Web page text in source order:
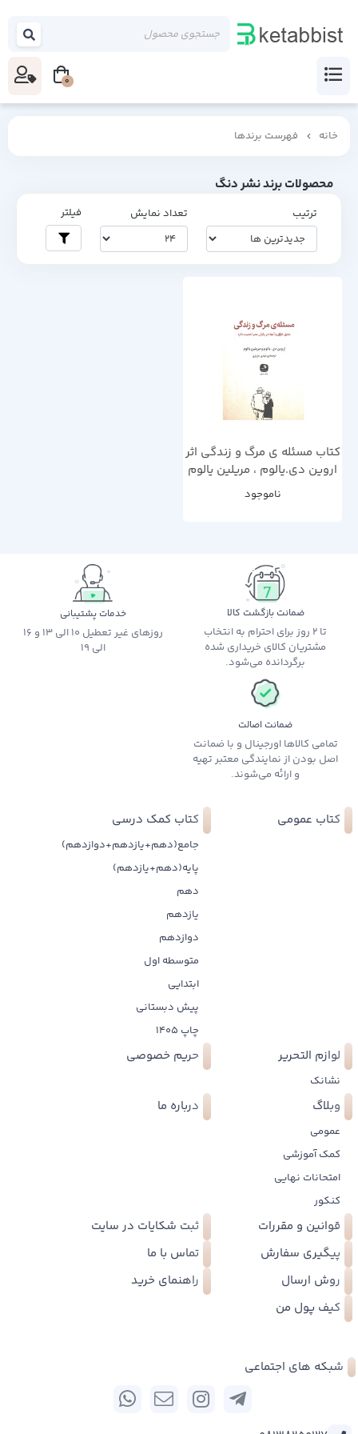
خانه فهرست برندها
محصولات برند نشر دنگ
ترتیب تعداد نمایش فیلتر
کتاب مسئله ی مرگ و زندگی اثر
اروین دی.یالوم ، مریلین یالوم
ناموجود
ضمانت بازگشت کالا
تا 2 روز برای احترام به انتخاب
مشتریان کالای خریداری شده
برگردانده می‌شود.
خدمات پشتیبانی
روزهای غیر تعطیل 10 الی 13 و 16
الی 19
ضمانت اصالت
تمامی کالاها اورجینال و با ضمانت
اصل بودن از نمایندگی معتبر تهیه
و ارائه می‌شوند.
کتاب عمومی کتاب کمک درسی
جامع(دهم+یازدهم+دوازدهم)
پایه(دهم+یازدهم)
دهم
یازدهم
دوازدهم
متوسطه اول
ابتدایی
پیش دبستانی
چاپ 1405
لوازم التحریر
نشانک
حریم خصوصی
وبلاگ
عمومی
کمک آموزشی
امتحانات نهایی
کنکور
درباره ما
قوانین و مقررات
ثبت شکایات در سایت
پیگیری سفارش
تماس با ما
روش ارسال
راهنمای خرید
کیف پول من
شبکه های اجتماعی
0